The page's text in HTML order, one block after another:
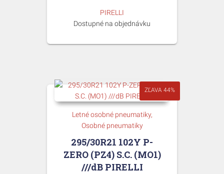
686,34 €.
PIRELLI
Dostupné na objednávku
ZĽAVA 44%
Letné osobné pneumatiky
Osobné pneumatiky
295/30R21 102Y P-
ZERO (PZ4) S.C. (MO1)
///dB PIRELLI